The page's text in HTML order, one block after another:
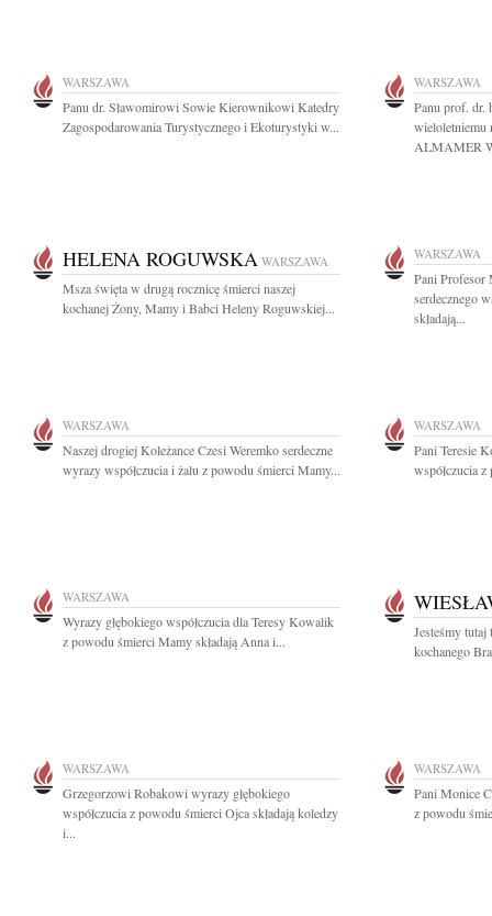
WARSZAWA
Panu dr. Sławomirowi Sowie Kierownikowi Katedry
Zagospodarowania Turystycznego i Ekoturystyki w...
WARSZAWA
Panu prof. dr.
wieloletniemu
ALMAMER
HELENA ROGUWSKA WARSZAWA
Msza święta w drugą rocznicę śmierci naszej
kochanej Żony, Mamy i Babci Heleny Roguwskiej...
WARSZAWA
Pani Profesor
serdecznego
składają...
WARSZAWA
Naszej drogiej Koleżance Czesi Weremko serdeczne
wyrazy współczucia i żalu z powodu śmierci Mamy...
WARSZAWA
Pani Teresie
współczucia
WARSZAWA
Wyrazy głębokiego współczucia dla Teresy Kowalik
z powodu śmierci Mamy składają Anna i...
Jesteśmy
kochanego
WARSZAWA
Grzegorzowi Robakowi wyrazy głębokiego
współczucia z powodu śmierci Ojca składają koledzy
i...
WARSZAWA
Pani Monice
z powodu